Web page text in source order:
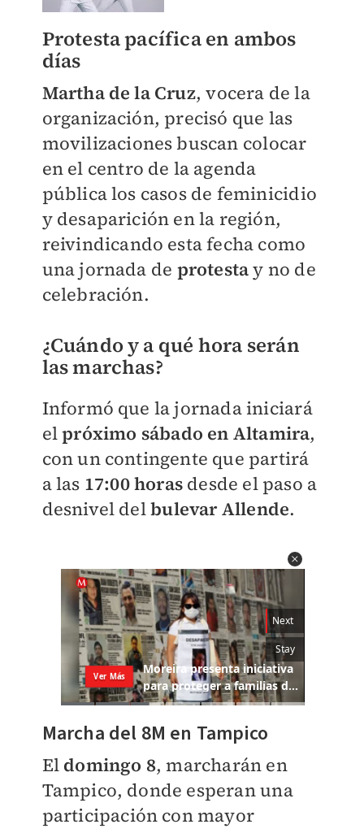
Protesta pacífica en ambos
días
Martha de la Cruz, vocera de la
organización, precisó que las
movilizaciones buscan colocar
en el centro de la agenda
pública los casos de feminicidio
y desaparición en la región,
reivindicando esta fecha como
una jornada de protestay no de
celebración.
¿Cuándo y a qué hora serán
las marchas?
Informó que la jornada iniciará
elpróximo sábado en Altamira,
con un contingente que partirá
a las 17:00 horas desde el paso a
desnivel delbulevar Allende.
Marcha del 8M en Tampico
El domingo 8, marcharán en
Tampico, donde esperan una
participación con mayor